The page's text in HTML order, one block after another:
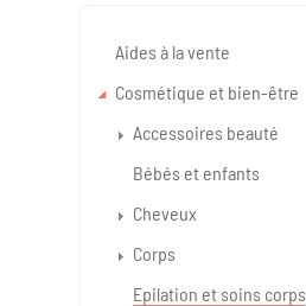
Aides à la vente
Cosmétique et bien-être
Accessoires beauté
Bébés et enfants
Cheveux
Corps
Epilation et soins corps